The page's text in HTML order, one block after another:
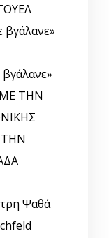
βγάλανε»
ΜΕ ΤΗΝ
ΤΗΝ
Ψαθά